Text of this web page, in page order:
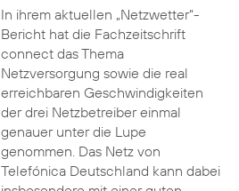
In ihrem aktuellen „Netzwetter“-
Bericht hat die Fachzeitschrift
connect das Thema
Netzversorgung sowie die real
erreichbaren Geschwindigkeiten
der drei Netzbetreiber einmal
genauer unter die Lupe
genommen. Das Netz von
Telefónica Deutschland kann dabei